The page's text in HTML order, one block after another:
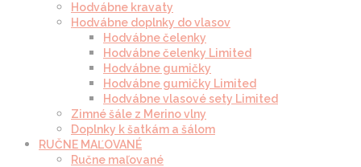
Hodvábne kravaty
Hodvábne doplnky do vlasov
Hodvábne čelenky
Hodvábne čelenky Limited
Hodvábne gumičky
Hodvábne gumičky Limited
Hodvábne vlasové sety Limited
Zimné šále z Merino vlny
Doplnky k šatkám a šálom
RUČNE MAĽOVANÉ
Ručne maľované